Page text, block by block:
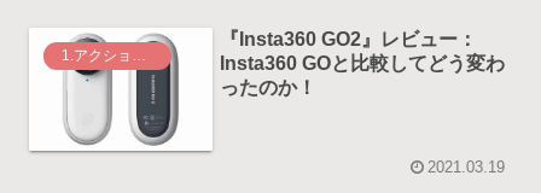
1.アクションカメラ
『Insta360 GO2』レビュー：
Insta360 GOと比較してどう変わ
ったのか！
2021.03.19